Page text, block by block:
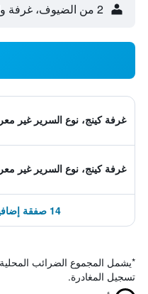
2 من الضيوف، غرفة واحدة
غرفة كينج، نوع السرير غير
غرفة كينج، نوع السرير غير
14 صفقة إضافية ابتداءً من 534 ﷼
*يشمل المجموع الضرائب
تسجيل المغادرة.